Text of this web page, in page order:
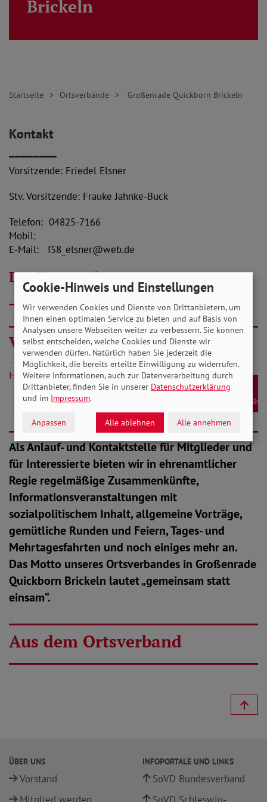
Brickeln
Startseite Ortsverbände Großenrade Quickborn Brickeln
Als Anlauf- und Kontaktstelle für Mitglieder und
für Interessierte bieten wir in ehrenamtlicher
Regie regelmäßige Zusammenkünfte,
Informationsveranstaltungen mit
sozialpolitischem Inhalt, allgemeine Vorträge,
gemütliche Runden und Feiern, Tages- und
Mehrtagesfahrten und noch einiges mehr an.
Das Motto unseres Ortsverbandes in Großenrade
Quickborn Brickeln lautet „gemeinsam statt
einsam“.
Aus dem Ortsverband
Kontakt
Vorsitzende: Friedel Elsner
Stv. Vorsitzende: Frauke Jahnke-Buck
Telefon: 04825-7166
Mobil:
E-Mail: f58_elsner@web.de
Der Vorstand
Hier bitte klicken....
Veranstaltungskalender
Hier herunterladen.....
Download
ÜBER UNS
Vorstand
INFOPORTALE UND LINKS
SoVD Bundesverband
Cookie-Hinweis und Einstellungen
Wir verwenden Cookies und Dienste von Drittanbietern, um
Ihnen einen optimalen Service zu bieten und auf Basis von
Analysen unsere Webseiten weiter zu verbessern. Sie können
selbst entscheiden, welche Cookies und Dienste wir
verwenden dürfen. Natürlich haben Sie jederzeit die
Möglichkeit, die bereits erteilte Einwilligung zu widerrufen.
Weitere Informationen, auch zur Datenverarbeitung durch
Drittanbieter, finden Sie in unserer Datenschutzerklärung
und im Impressum.
Anpassen Alle ablehnen Alle annehmen